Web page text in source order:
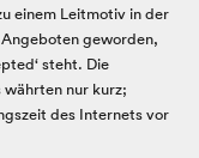
einem Leitmotiv in der
geworden,
steht. Die
nur kurz;
des Internets vor